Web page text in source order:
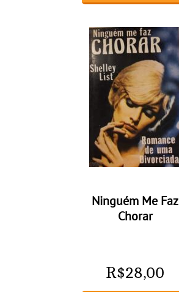
Ninguém Me Faz
Chorar
R$28,00